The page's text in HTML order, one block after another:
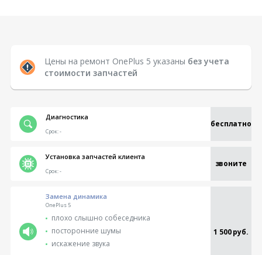
Цены на ремонт OnePlus 5 указаны без учета
стоимости запчастей
Диагностика
бесплатно
Срок:-
Установка запчастей клиента
звоните
Срок:-
Замена динамика
OnePlus 5
плохо слышно собеседника
посторонние шумы
искажение звука
1 500 руб.